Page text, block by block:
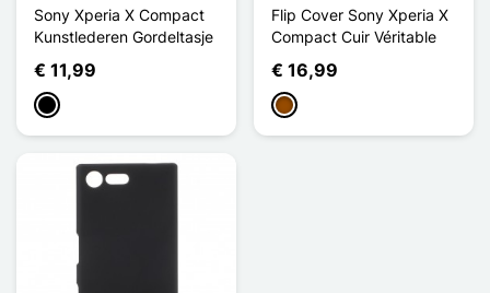
Sony Xperia X Compact
Kunstlederen Gordeltasje
€ 11,99
Zwart
Flip Cover Sony Xperia X
Compact Cuir Véritable
€ 16,99
Bruin